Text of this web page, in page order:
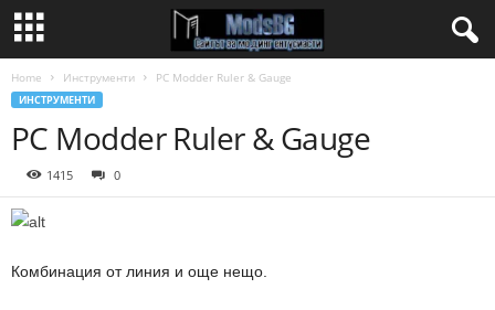
Home Инструменти PC Modder Ruler & Gauge
ИНСТРУМЕНТИ
PC Modder Ruler & Gauge
1415 0
Комбинация от линия и още нещо.